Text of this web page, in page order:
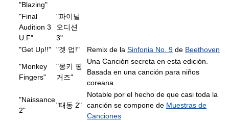
"Blazing"
"Final
Audition 3
U.F"
"파이널
오디션
3"
"Get Up!!"
"겟 업!" Remix de la Sinfonia No. 9 de Beethoven
"Monkey
Fingers"
"몽키 핑
거즈"
Una Canción secreta en esta edición.
Basada en una canción para niños
coreana
"Naissance
2"
"태동 2"
Notable por el hecho de que casi toda la
canción se compone de Muestras de
Canciones